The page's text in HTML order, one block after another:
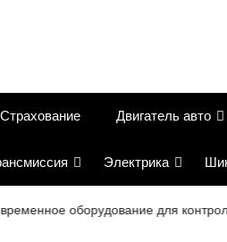
Страхование Двигатель авто
Электрика
оборудование для контроля